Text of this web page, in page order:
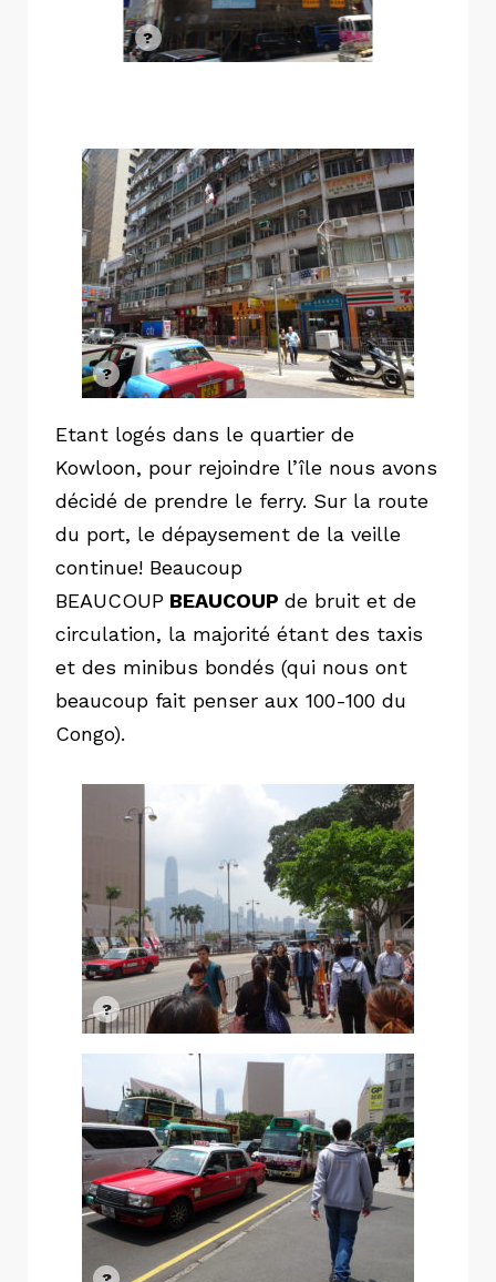
Etant logés dans le quartier de
Kowloon, pour rejoindre l’île nous avons
décidé de prendre le ferry. Sur la route
du port, le dépaysement de la veille
continue! Beaucoup
BEAUCOUP BEAUCOUP de bruit et de
circulation, la majorité étant des taxis
et des minibus bondés (qui nous ont
beaucoup fait penser aux 100-100 du
Congo).